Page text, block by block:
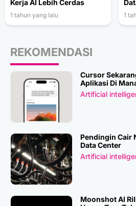
Kerja AI Lebih Cerdas
1 tahun yang lalu 1
REKOMENDASI
Cursor
Aplikasi Di
Artificial
Pendingin Cair
Data Center
Artificial
Moonshot AI